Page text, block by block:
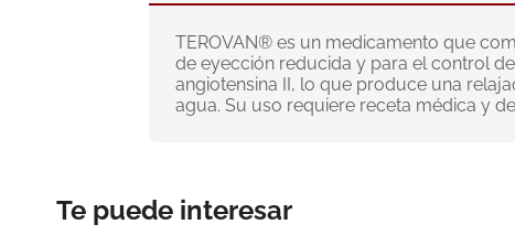
TEROVAN® es un medicamento que
de eyección reducida y para el control
angiotensina II, lo que produce una
agua. Su uso requiere receta médica y
Te puede interesar